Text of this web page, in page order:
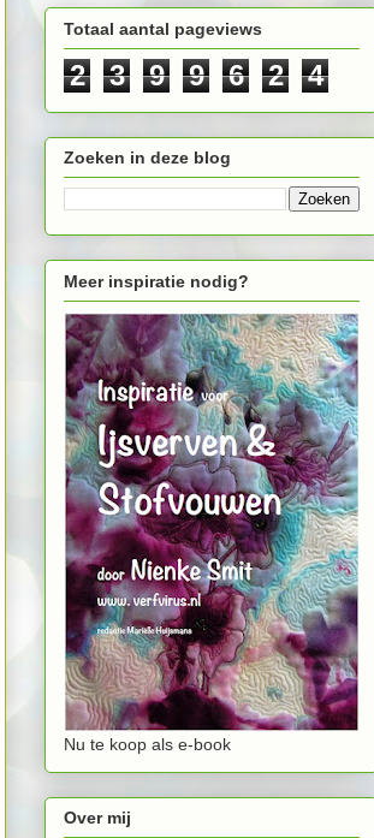
Totaal aantal pageviews
2 3 9 9 6 2 4
Zoeken in deze blog
Meer inspiratie nodig?
Nu te koop als e-book
Over mij